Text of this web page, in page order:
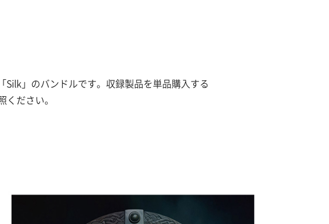
Silk」のバンドルです。収録製品を単品購入する
ださい。